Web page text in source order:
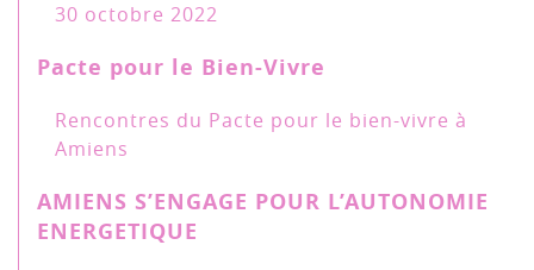
30 octobre 2022
Pacte pour le Bien-Vivre
Rencontres du Pacte pour le bien-vivre à
Amiens
AMIENS S’ENGAGE POUR L’AUTONOMIE
ENERGETIQUE